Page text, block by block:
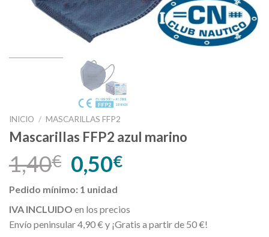
INICIO / MASCARILLAS FFP2
Mascarillas FFP2 azul marino
1,40€ 0,50€
Pedido mínimo: 1 unidad
IVA INCLUIDO en los precios
Envío peninsular 4,90 € y ¡Gratis a partir de 50 €!